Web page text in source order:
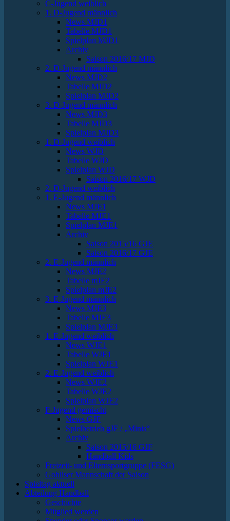
C-Jugend weiblich
1. D-Jugend männlich
News MJD1
Tabelle MJD1
Spielplan MJD1
Archiv
Saison 2016/17 MJD
2. D-Jugend männlich
News MJD2
Tabelle MJD2
Spielplan MJD2
3. D-Jugend männlich
News MJD3
Tabelle MJD3
Spielplan MJD3
1. D-Jugend weiblich
News WJD
Tabelle WJD
Spielplan WJD
Saison 2016/17 WJD
2. D-Jugend weiblich
1. E-Jugend männlich
News MJE1
Tabelle MJE1
Spielplan MJE1
Archiv
Saison 2015/16 GJE
Saison 2016/17 GJE
2. E-Jugend männlich
News MJE2
Tabelle mJE2
Spielplan mJE2
3. E-Jugend männlich
News MJE3
Tabelle MJE3
Spielplan MJE3
1. E-Jugend weiblich
News WJE1
Tabelle WJE1
Spielplan WJE1
2. E-Jugend weiblich
News WJE2
Tabelle WJE2
Spielplan WJE2
F-Jugend gemischt
News GJF
Spielbetrieb gJF / „Minis“
Archiv
Saison 2015/16 GJF
Handball Kids
Freizeit- und Elternsportgruppe (FESG)
Gohliser Mannschaft der Saison
Spieltag aktuell
Abteilung Handball
Geschichte
Mitglied werden